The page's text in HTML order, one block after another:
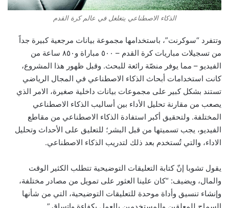
الذكاء الاصطناعي يتغلغل في عالم كرة القدم
وتتفرد “سوكرنت”، باستخدامها مجموعة بيانات مرجعية كبيرة جداً
من تسجيلات مباريات كرة القدم – ٥٠٠ مباراة و٨٥٠ ساعة من
الفيديو – مما يوفر منصّة رائعة للبحث. وقبل ظهور هذا المشروع،
كانت استخدامات أبحاث الذكاء الاصطناعي في المجال الرياضي
تستند بشكل كبير على مجموعات بيانات داخلية صغيرة، الامر الذي
يصعب من مقارنة تحليل الأداء بين أساليب الذكاء الاصطناعي
المختلفة. ولتحقيق أكبر استفادة الذكاء الاصطناعي من مقاطع
الفيديو، يجب تسميتها من قبل البشر؛ للتعليق على الأحداث وتحليل
الاداء، والتي تُستخدم بعد ذلك لتدريب الذكاء الاصطناعي.
يقول تشوبا إنّ كتابة التعليقات التوضيحية تتطلب الكثير الوقت
والمال، ويضيف: “كان علينا العثور على تمويل من مصادر مختلفة،
وإنشاء تنسيق وأداة موحدة للتعليقات التوضيحية، التي من شأنها
السماح للمعلقين والمستخدمين بالعمل بكفاءة واتساق.”